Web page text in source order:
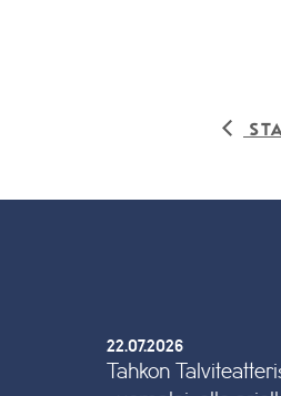
22.07.2026
Tahkon